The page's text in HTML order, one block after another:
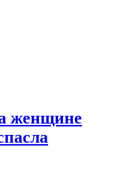
женщине